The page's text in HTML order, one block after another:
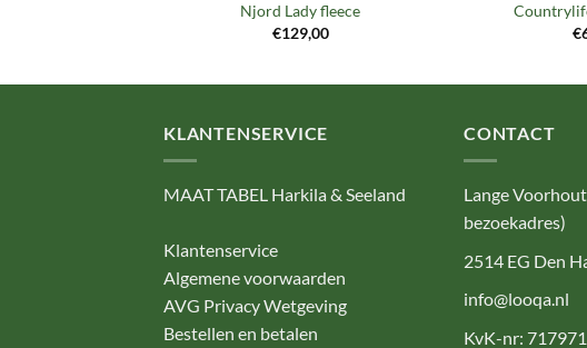
Njord Lady fleece
€129,00
€
KLANTENSERVICE
MAAT TABEL Harkila & Seeland
Klantenservice
Algemene voorwaarden
AVG Privacy Wetgeving
Bestellen en betalen
CONTACT
Lange
bezoekadres)
2514 EG Den
info@looqa.nl
KvK-nr: